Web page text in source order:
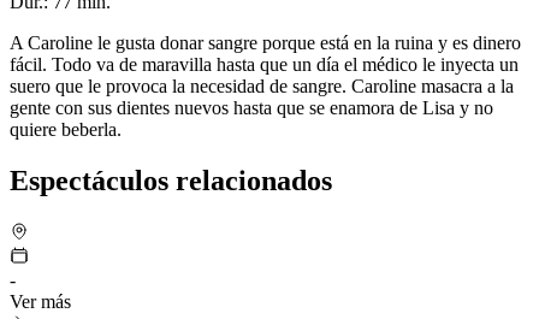
A Caroline le gusta donar sangre porque está en la ruina y es dinero
fácil. Todo va de maravilla hasta que un día el médico le inyecta un
suero que le provoca la necesidad de sangre. Caroline masacra a la
gente con sus dientes nuevos hasta que se enamora de Lisa y no
quiere beberla.
Espectáculos relacionados
-
Ver más